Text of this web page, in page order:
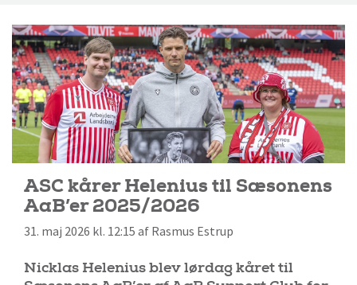
ASC kårer Helenius til Sæsonens
AaB’er 2025/2026
31. maj 2026 kl. 12:15 af Rasmus Estrup
Nicklas Helenius blev lørdag kåret til